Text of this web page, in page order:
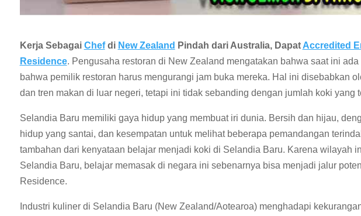
Kerja Sebagai Chefdi New Zealand Pindah dari Australia, Dapat Accredited
Residence. Pengusaha restoran di New Zealand mengatakan bahwa saat ini
bahwa pemilik restoran harus mengurangi jam buka mereka. Hal ini disebabkan
dan tren makan di luar negeri, tetapi ini tidak sebanding dengan jumlah koki yang
Selandia Baru memiliki gaya hidup yang membuat iri dunia. Bersih dan hijau,
hidup yang santai, dan kesempatan untuk melihat beberapa pemandangan
tambahan dari kenyataan belajar menjadi koki di Selandia Baru. Karena wilayah
Selandia Baru, belajar memasak di negara ini sebenarnya bisa menjadi jalur
Residence.
Industri kuliner di Selandia Baru (New Zealand/Aotearoa) menghadapi